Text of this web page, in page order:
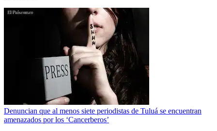
Denuncian que al menos siete periodistas de Tuluá se encuentran
amenazados por los ‘Cancerberos’